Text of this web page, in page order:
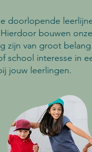
doorlopende
bouwen
zijn van groot
interesse in
jouw leerlingen.